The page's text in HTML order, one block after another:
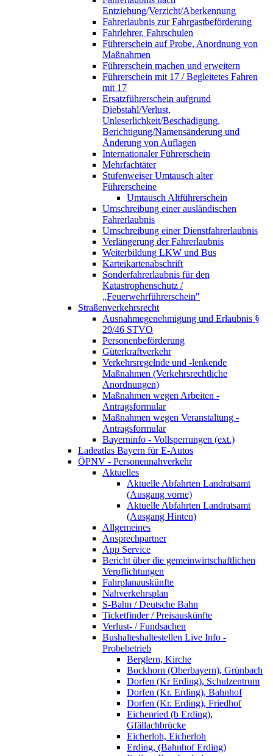
Entziehung/Verzicht/Aberkennung
Fahrerlaubnis zur Fahrgastbeförderung
Fahrlehrer, Fahrschulen
Führerschein auf Probe, Anordnung von
Maßnahmen
Führerschein machen und erweitern
Führerschein mit 17 / Begleitetes Fahren
mit 17
Ersatzführerschein aufgrund
Diebstahl/Verlust,
Unleserlichkeit/Beschädigung,
Berichtigung/Namensänderung und
Änderung von Auflagen
Internationaler Führerschein
Mehrfachtäter
Stufenweiser Umtausch alter
Führerscheine
Umtausch Altführerschein
Umschreibung einer ausländischen
Fahrerlaubnis
Umschreibung einer Dienstfahrerlaubnis
Verlängerung der Fahrerlaubnis
Weiterbildung LKW und Bus
Karteikartenabschrift
Sonderfahrerlaubnis für den
Katastrophenschutz /
„Feuerwehrführerschein"
Straßenverkehrsrecht
Ausnahmegenehmigung und Erlaubnis §
29/46 STVO
Personenbeförderung
Güterkraftverkehr
Verkehrsregelnde und -lenkende
Maßnahmen (Verkehrsrechtliche
Anordnungen)
Maßnahmen wegen Arbeiten -
Antragsformular
Maßnahmen wegen Veranstaltung -
Antragsformular
Bayerninfo - Vollsperrungen (ext.)
Ladeatlas Bayern für E-Autos
ÖPNV - Personennahverkehr
Aktuelles
Aktuelle Abfahrten Landratsamt
(Ausgang vorne)
Aktuelle Abfahrten Landratsamt
(Ausgang Hinten)
Allgemeines
Ansprechpartner
App Service
Bericht über die gemeinwirtschaftlichen
Verpflichtungen
Fahrplanauskünfte
Nahverkehrsplan
S-Bahn / Deutsche Bahn
Ticketfinder / Preisauskünfte
Verlust- / Fundsachen
Bushalteshaltestellen Live Info -
Probebetrieb
Berglern, Kirche
Bockhorn (Oberbayern), Grünbach
Dorfen (Kr Erding), Schulzentrum
Dorfen (Kr. Erding), Bahnhof
Dorfen (Kr. Erding), Friedhof
Eichenried (b Erding),
Gfällachbrücke
Eicherloh, Eicherloh
Erding, (Bahnhof Erding)